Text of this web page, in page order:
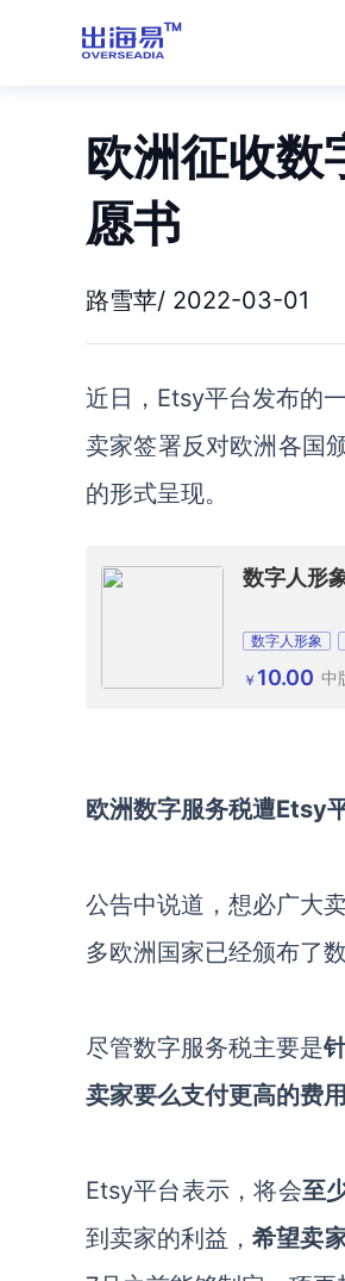
欧洲征收数
愿书
路雪苹/ 2022-03-01
近日， Etsy平台发布的
卖家签署反对欧洲各国
的形式呈现。
数字人形
数字人形象
￥ 10.00 中
欧洲数字服务税遭Etsy
公告中说道，想必广大
多欧洲国家已经颁布了
尽管数字服务税主要是
卖家要么支付更高的费
Etsy平台表示，将会至
到卖家的利益，希望卖